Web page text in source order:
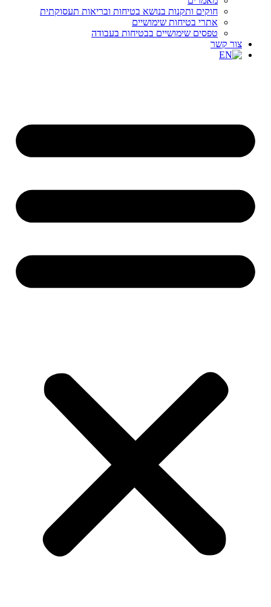
חוקים ותקנות בנושא בטיחות ובריאות תעסוקתית
אתרי בטיחות שימושיים
טפסים שימושיים בבטיחות בעבודה
צור קשר